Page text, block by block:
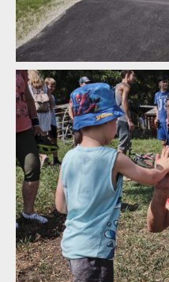
Kuba Hejl novým
Kuba Hejl novým
Kuba Hejl novým